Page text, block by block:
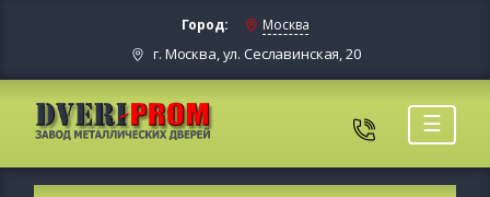
Город: Москва
г. Москва, ул. Сеславинская, 20
☰